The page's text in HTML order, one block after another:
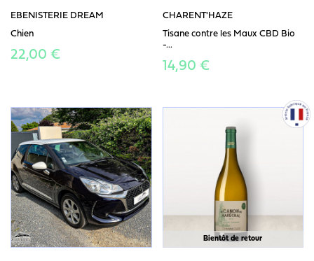
EBENISTERIE DREAM
Chien
22,00 €
CHARENT'HAZE
Tisane contre les Maux CBD Bio
-...
14,90 €
Bientôt de retour